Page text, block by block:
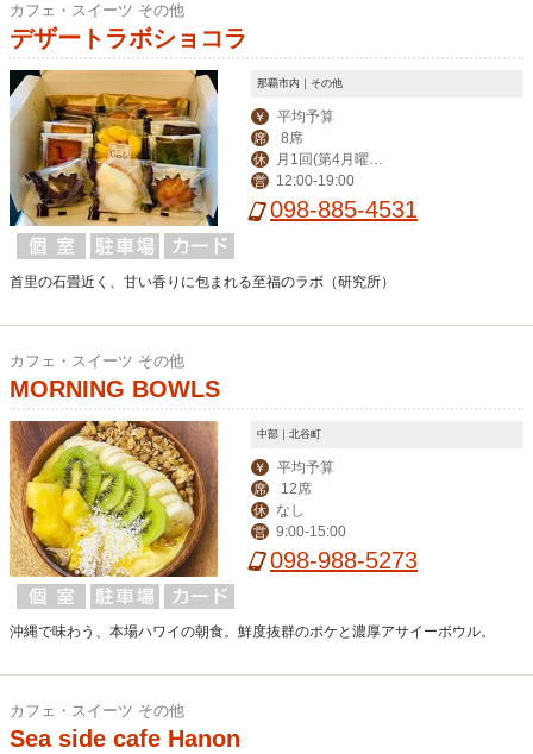
カフェ・スイーツ その他
デザートラボショコラ
那覇市内｜その他
￥ 平均予算
席 8席
休
日)
営 12:00-19:00
098-885-4531
首里の石畳近く、甘い香りに包まれる至福のラボ（研究所）
カフェ・スイーツ その他
MORNING BOWLS
中部｜北谷町
￥ 平均予算
席 12席
休 なし
営 9:00-15:00
098-988-5273
沖縄で味わう、本場ハワイの朝食。鮮度抜群のポケと濃厚アサイーボウル。
カフェ・スイーツ その他
Sea side cafe Hanon